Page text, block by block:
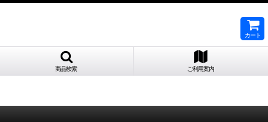
カート
商品検索 ご利用案内